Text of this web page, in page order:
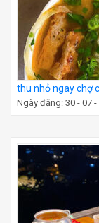
thu nhỏ ngay chợ
Ngày đăng: 30 - 07 -